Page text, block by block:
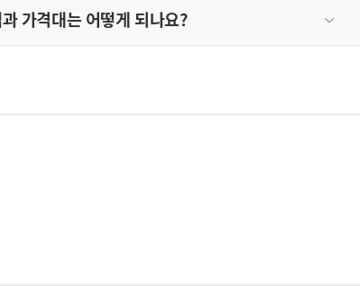
가격대는 어떻게 되나요?